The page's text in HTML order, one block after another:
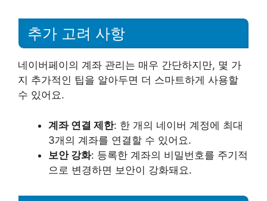
추가 고려 사항
네이버페이의 계좌 관리는 매우 간단하지만, 몇 가
지 추가적인 팁을 알아두면 더 스마트하게 사용할
수 있어요.
계좌 연결 제한: 한 개의 네이버 계정에 최대
3개의 계좌를 연결할 수 있어요.
보안 강화: 등록한 계좌의 비밀번호를 주기적
으로 변경하면 보안이 강화돼요.